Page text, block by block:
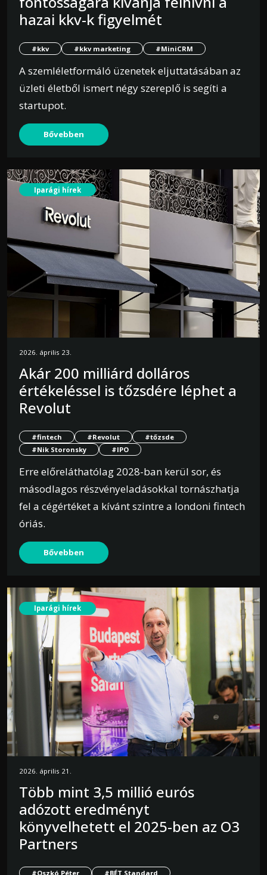
hazai kkv-k figyelmét
#kkv #kkv marketing #MiniCRM
A szemléletformáló üzenetek eljuttatásában az
üzleti életből ismert négy szereplő is segíti a
startupot.
Bővebben
Iparági hírek
2026. április 23.
Akár 200 milliárd dolláros
értékeléssel is tőzsdére léphet a
Revolut
#fintech #Revolut
#tőzsde
#Nik Storonsky
#IPO
Erre előreláthatólag 2028-ban kerül sor, és
másodlagos részvényeladásokkal tornászhatja
fel a cégértéket a kívánt szintre a londoni fintech
óriás.
Bővebben
Iparági hírek
2026. április 21.
Több mint 3,5 millió eurós
adózott eredményt
könyvelhetett el 2025-ben az O3
Partners
#Oszkó Péter
#BÉT Standard